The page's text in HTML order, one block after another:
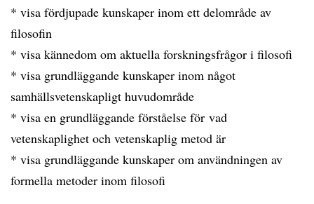
* visa fördjupade kunskaper inom ett delområde av
filosofin
* visa kännedom om aktuella forskningsfrågor i filosofi
* visa grundläggande kunskaper inom något
samhällsvetenskapligt huvudområde
* visa en grundläggande förståelse för vad
vetenskaplighet och vetenskaplig metod är
* visa grundläggande kunskaper om användningen av
formella metoder inom filosofi